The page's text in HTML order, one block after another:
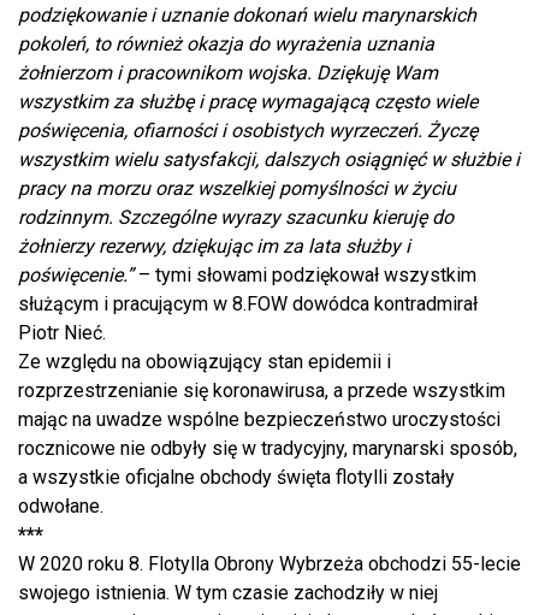
podziękowanie i uznanie dokonań wielu marynarskich
pokoleń, to również okazja do wyrażenia uznania
żołnierzom i pracownikom wojska. Dziękuję Wam
wszystkim za służbę i pracę wymagającą często wiele
poświęcenia, ofiarności i osobistych wyrzeczeń. Życzę
wszystkim wielu satysfakcji, dalszych osiągnięć w służbie i
pracy na morzu oraz wszelkiej pomyślności w życiu
rodzinnym. Szczególne wyrazy szacunku kieruję do
żołnierzy rezerwy, dziękując im za lata służby i
poświęcenie.”– tymi słowami podziękował wszystkim
służącym i pracującym w 8.FOW dowódca kontradmirał
Piotr Nieć.
Ze względu na obowiązujący stan epidemii i
rozprzestrzenianie się koronawirusa, a przede wszystkim
mając na uwadze wspólne bezpieczeństwo uroczystości
rocznicowe nie odbyły się w tradycyjny, marynarski sposób,
a wszystkie oficjalne obchody święta flotylli zostały
odwołane.
***
W 2020 roku 8. Flotylla Obrony Wybrzeża obchodzi 55-lecie
swojego istnienia. W tym czasie zachodziły w niej